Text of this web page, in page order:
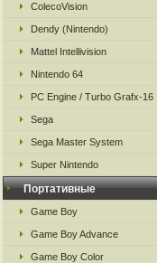
ColecoVision
Dendy (Nintendo)
Mattel Intellivision
Nintendo 64
PC Engine / Turbo Grafx-16
Sega
Sega Master System
Super Nintendo
Портативные
Game Boy
Game Boy Advance
Game Boy Color